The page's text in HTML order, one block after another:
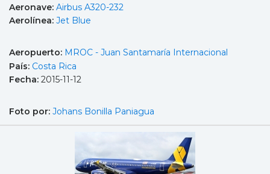
Aeronave: Airbus A320-232
Aerolínea: Jet Blue
Aeropuerto: MROC - Juan Santamaría Internacional
País: Costa Rica
Fecha: 2015-11-12
Foto por: Johans Bonilla Paniagua